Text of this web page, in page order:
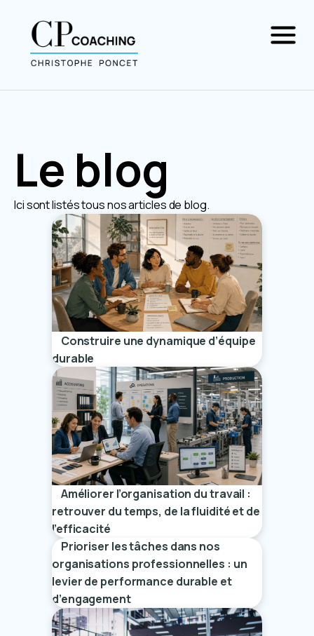
Le blog
Ici sont listés tous nos articles de blog.
Construire une dynamique d’équipe
durable
Améliorer l’organisation du travail :
retrouver du temps, de la fluidité et de
l’efficacité
Prioriser les tâches dans nos
organisations professionnelles : un
levier de performance durable et
d’engagement